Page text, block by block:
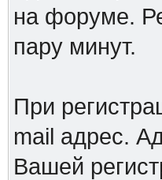
на форуме.
пару минут.
При
mail адрес.
Вашей